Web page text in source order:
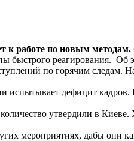
к работе по новым
быстрого реагирования.
по горячим следам.
дефицит кадров.
утвердили в
мероприятиях, дабы они